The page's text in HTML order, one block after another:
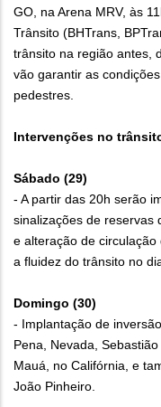
GO, na Arena MRV, às
Trânsito (BHTrans,
trânsito na região antes,
vão garantir as
pedestres.
Intervenções no
Sábado (29)
- A partir das 20h serão
sinalizações de reservas
e alteração de
a fluidez do trânsito no
Domingo (30)
- Implantação de
Pena, Nevada,
Mauá, no Califórnia, e
João Pinheiro.